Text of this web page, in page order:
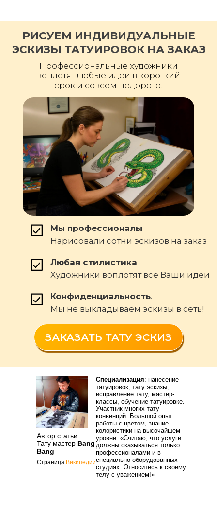
Профессиональные художники
воплотят любые идеи в короткий
срок и совсем недорого!
РИСУЕМ ИНДИВИДУАЛЬНЫЕ
ЭСКИЗЫ ТАТУИРОВОК НА ЗАКАЗ
Любая стилистика
Художники воплотят все Ваши идеи
Конфиденциальность.
Мы не выкладываем эскизы в сеть!
Мы профессионалы
Нарисовали сотни эскизов на заказ
ЗАКАЗАТЬ ТАТУ ЭСКИЗ
Автор статьи:
Тату мастер Bang
Bang
Специализация: нанесение
татуировок, тату эскизы,
исправление тату, мастер-
классы, обучение татуировке.
Участник многих тату
конвенций. Большой опыт
работы с цветом, знание
колористики на высочайшем
уровне. «Считаю, что услуги
должны оказываться только
профессионалами и в
специально оборудованных
студиях. Относитесь к своему
телу с уважением!»
Страница Википедии